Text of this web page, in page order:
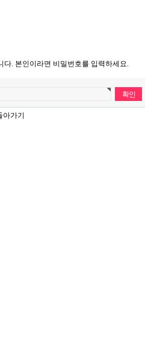
. 본인이라면 비밀번호를 입력하세요.
아가기